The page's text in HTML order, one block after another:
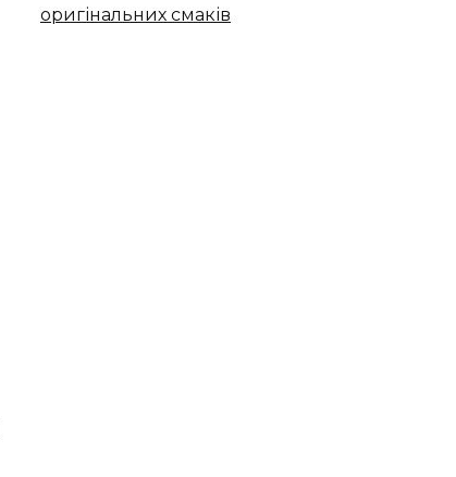
оригінальних смаків